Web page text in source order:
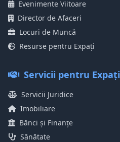
Evenimente Viitoare
Director de Afaceri
Locuri de Muncă
Resurse pentru Expați
Servicii pentru Expați
Servicii Juridice
Imobiliare
Bănci și Finanțe
Sănătate